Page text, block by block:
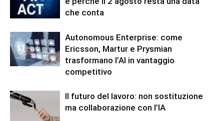
che conta
Autonomous Enterprise: come
Ericsson, Martur e Prysmian
trasformano l’AI in vantaggio
competitivo
Il futuro del lavoro: non sostituzione
ma collaborazione con l’IA